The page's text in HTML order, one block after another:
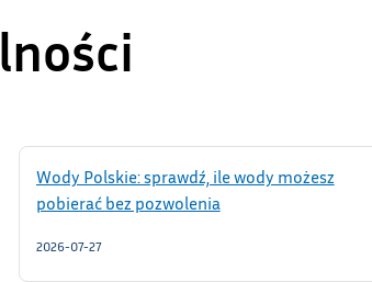
Wody Polskie: sprawdź, ile wody możesz
pobierać bez pozwolenia
2026-07-27